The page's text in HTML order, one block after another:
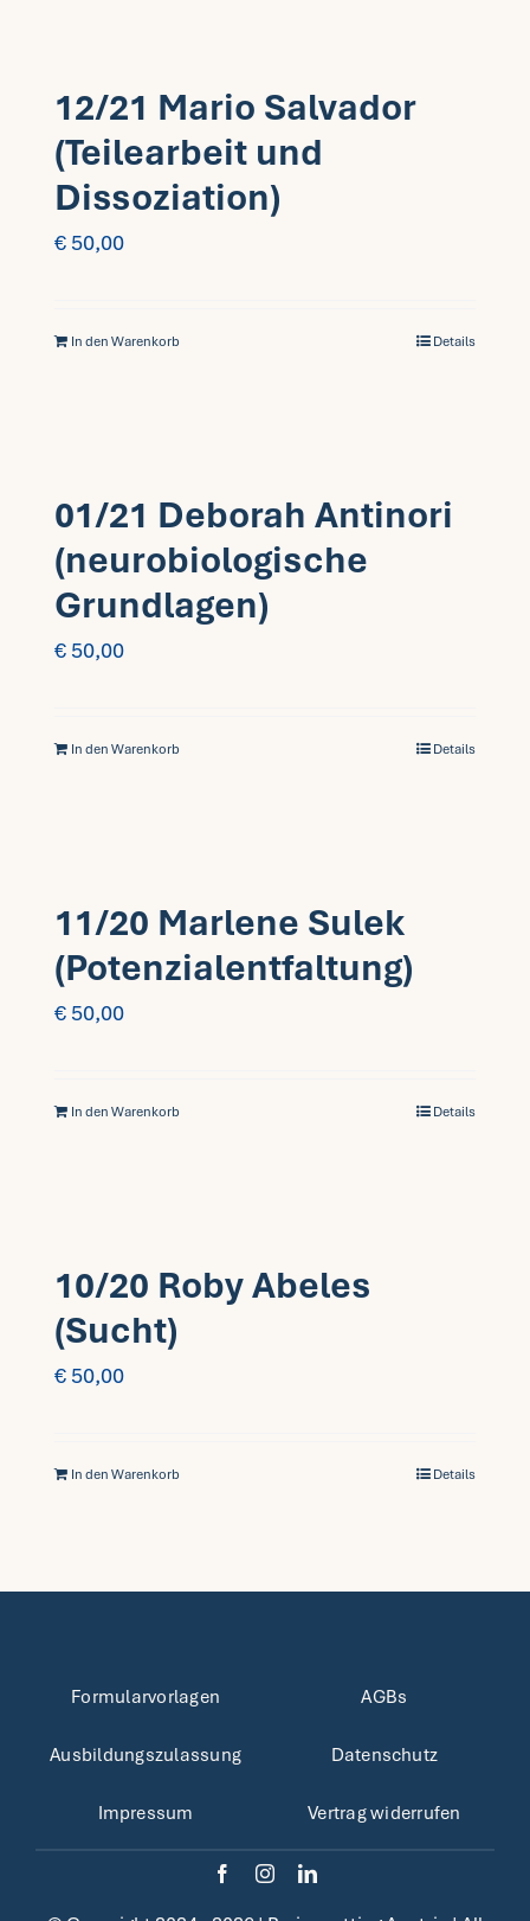
12/21 Mario Salvador
(Teilearbeit und
Dissoziation)
€ 50,00
In den Warenkorb Details
01/21 Deborah Antinori
(neurobiologische
Grundlagen)
€ 50,00
In den Warenkorb Details
11/20 Marlene Sulek
(Potenzialentfaltung)
€ 50,00
In den Warenkorb Details
10/20 Roby Abeles
(Sucht)
€ 50,00
In den Warenkorb Details
Formularvorlagen
Ausbildungszulassung
Impressum
AGBs
Datenschutz
Vertrag widerrufen